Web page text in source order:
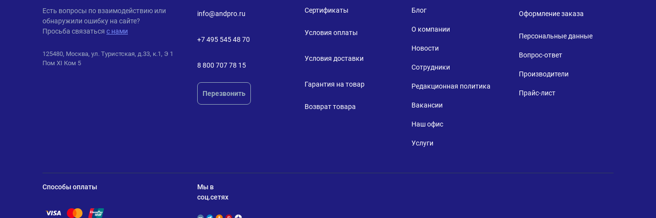
ANDPRO
Есть вопросы по взаимодействию или
обнаружили ошибку на сайте?
Просьба связаться с нами
125480, Москва, ул. Туристская, д.33, к.1, Э 1
Пом XI Ком 5
info@andpro.ru
+7 495 545 48 70
8 800 707 78 15
Перезвонить
Сертификаты
Условия оплаты
Условия доставки
Гарантия на товар
Возврат товара
Блог
О компании
Новости
Сотрудники
Редакционная политика
Вакансии
Наш офис
Услуги
Оформление заказа
Персональные данные
Вопрос-ответ
Производители
Прайс-лист
Способы оплаты
Мы в
соц.сетях